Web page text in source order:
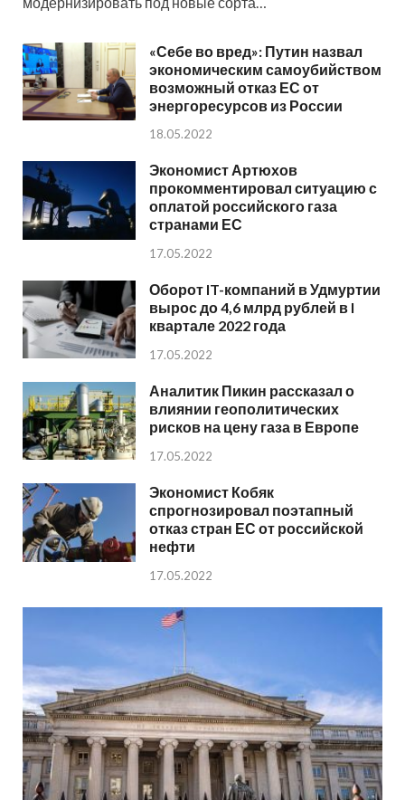
«Себе во вред»: Путин назвал
экономическим самоубийством
возможный отказ ЕС от
энергоресурсов из России
18.05.2022
Экономист Артюхов
прокомментировал ситуацию с
оплатой российского газа
странами ЕС
17.05.2022
Оборот IT-компаний в Удмуртии
вырос до 4,6 млрд рублей в I
квартале 2022 года
17.05.2022
Аналитик Пикин рассказал о
влиянии геополитических
рисков на цену газа в Европе
17.05.2022
Экономист Кобяк
спрогнозировал поэтапный
отказ стран ЕС от российской
нефти
17.05.2022